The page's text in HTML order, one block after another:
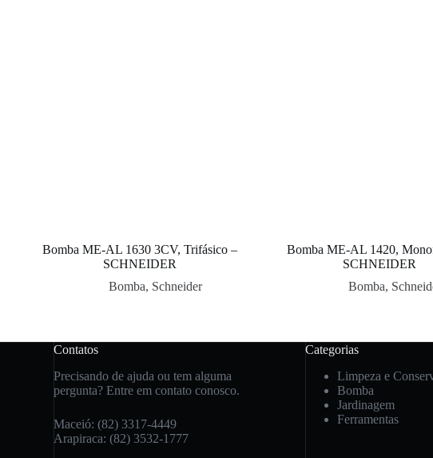
Bomba ME-AL 1630 3CV, Trifásico –
SCHNEIDER
Bomba, Schneider
Bomba ME-AL 1420,
SCHNEIDER
Bomba,
Contatos
Precisando de ajuda ou tem alguma
pergunta? Entre em contato conosco.
Maceió: (82) 3317-4449
Arapiraca: (82) 3532-1777
Categorias
Limpeza e
Bomba
Jardinagem
Ferramentas